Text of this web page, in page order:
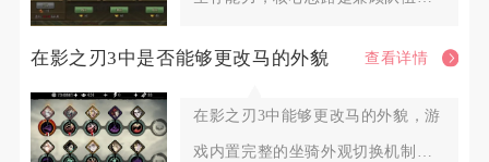
在影之刃3中是否能够更改马的外貌 查看详情
在影之刃3中能够更改马的外貌，游
戏内置完整的坐骑外观切换机制，